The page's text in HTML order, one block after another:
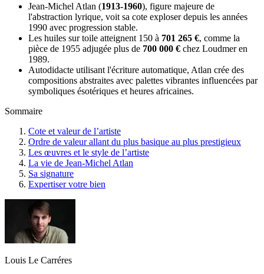
Jean-Michel Atlan (1913-1960), figure majeure de
l'abstraction lyrique, voit sa cote exploser depuis les années
1990 avec progression stable.
Les huiles sur toile atteignent 150 à 701 265 €, comme la
pièce de 1955 adjugée plus de 700 000 € chez Loudmer en
1989.
Autodidacte utilisant l'écriture automatique, Atlan crée des
compositions abstraites avec palettes vibrantes influencées par
symboliques ésotériques et heures africaines.
Sommaire
Cote et valeur de l’artiste
Ordre de valeur allant du plus basique au plus prestigieux
Les œuvres et le style de l’artiste
La vie de Jean-Michel Atlan
Sa signature
Expertiser votre bien
Louis Le Carréres